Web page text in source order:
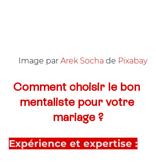
Image par Arek Socha de Pixabay
Comment choisir le bon
mentaliste pour votre
mariage ?
Expérience et expertise :